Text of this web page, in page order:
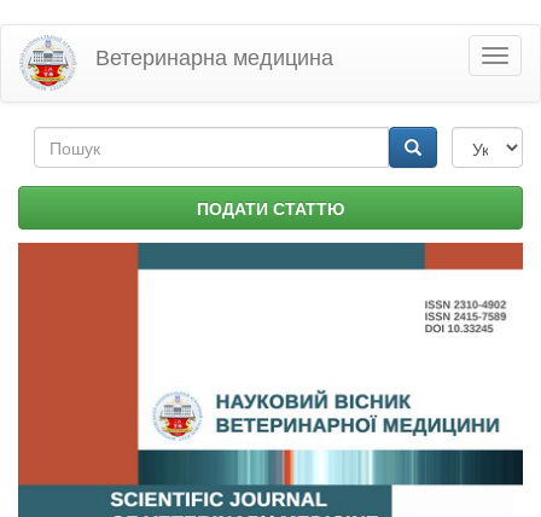
Перейти
основного
матеріалу
Ветеринарна медицина
Пошукова
форма ПОДАТИ СТАТТЮ